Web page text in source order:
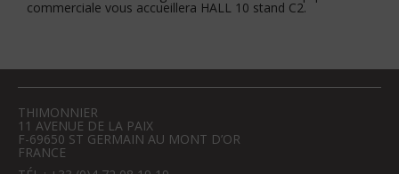
commerciale vous accueillera HALL 10 stand C2.
THIMONNIER
11 AVENUE DE LA PAIX
F-69650 ST GERMAIN AU MONT D’OR
FRANCE